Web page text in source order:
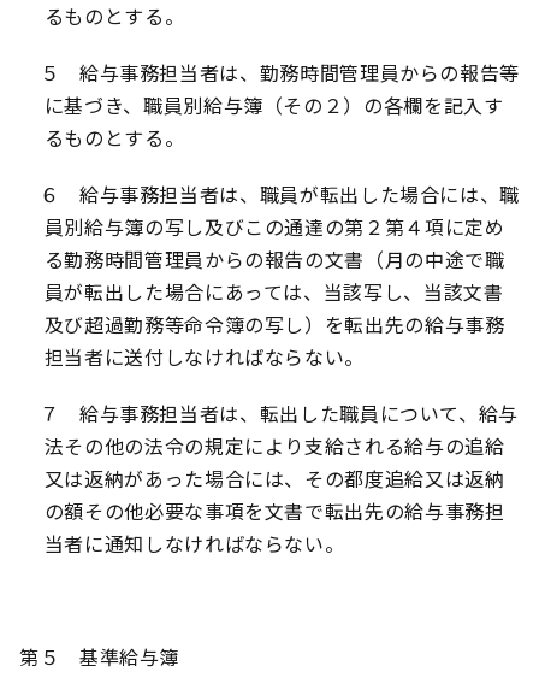
るものとする。
５ 給与事務担当者は、勤務時間管理員からの報告等
に基づき、職員別給与簿（その２）の各欄を記入す
るものとする。
６ 給与事務担当者は、職員が転出した場合には、職
員別給与簿の写し及びこの通達の第２第４項に定め
る勤務時間管理員からの報告の文書（月の中途で職
員が転出した場合にあっては、当該写し、当該文書
及び超過勤務等命令簿の写し）を転出先の給与事務
担当者に送付しなければならない。
７ 給与事務担当者は、転出した職員について、給与
法その他の法令の規定により支給される給与の追給
又は返納があった場合には、その都度追給又は返納
の額その他必要な事項を文書で転出先の給与事務担
当者に通知しなければならない。
第５ 基準給与簿